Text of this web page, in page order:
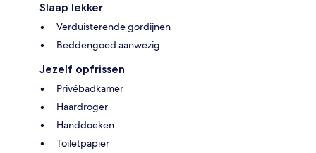
Slaap lekker
Verduisterende gordijnen
Beddengoed aanwezig
Jezelf opfrissen
Privébadkamer
Haardroger
Handdoeken
Toiletpapier